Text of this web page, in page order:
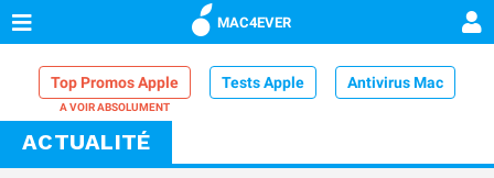
MAC4EVER
Top Promos Apple Tests Apple Antivirus Mac
VPN Mac
ACTUALITÉ